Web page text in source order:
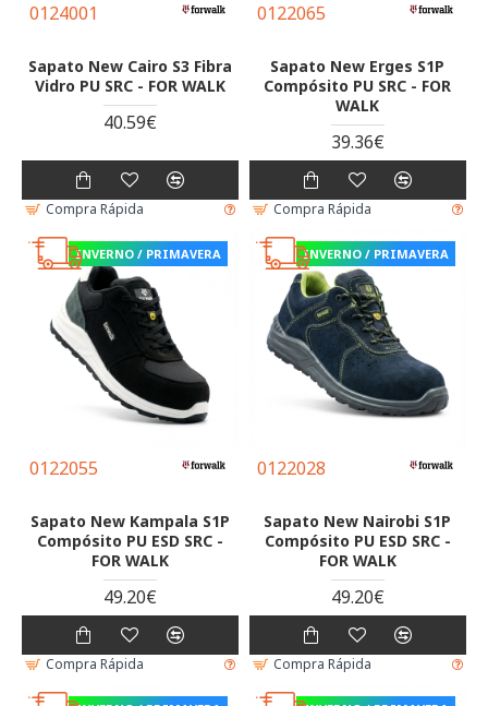
0124001
Sapato New Cairo S3 Fibra
Vidro PU SRC - FOR WALK
40.59€
Compra Rápida
0122065
Sapato New Erges S1P
Compósito PU SRC - FOR
WALK
39.36€
Compra Rápida
INVERNO / PRIMAVERA
0122055
Sapato New Kampala S1P
Compósito PU ESD SRC -
FOR WALK
49.20€
Compra Rápida
INVERNO / PRIMAVERA
0122028
Sapato New Nairobi S1P
Compósito PU ESD SRC -
FOR WALK
49.20€
Compra Rápida